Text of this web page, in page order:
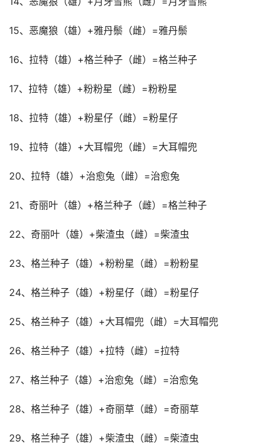
15、恶魔狼（雄）+雅丹鬃（雌）=雅丹鬃
16、拉特（雄）+格兰种子（雌）=格兰种子
17、拉特（雄）+粉粉星（雌）=粉粉星
18、拉特（雄）+粉星仔（雌）=粉星仔
19、拉特（雄）+大耳帽兜（雌）=大耳帽兜
20、拉特（雄）+治愈兔（雌）=治愈兔
21、奇丽叶（雄）+格兰种子（雌）=格兰种子
22、奇丽叶（雄）+柴渣虫（雌）=柴渣虫
23、格兰种子（雄）+粉粉星（雌）=粉粉星
24、格兰种子（雄）+粉星仔（雌）=粉星仔
25、格兰种子（雄）+大耳帽兜（雌）=大耳帽兜
26、格兰种子（雄）+拉特（雌）=拉特
27、格兰种子（雄）+治愈兔（雌）=治愈兔
28、格兰种子（雄）+奇丽草（雌）=奇丽草
29、格兰种子（雄）+柴渣虫（雌）=柴渣虫